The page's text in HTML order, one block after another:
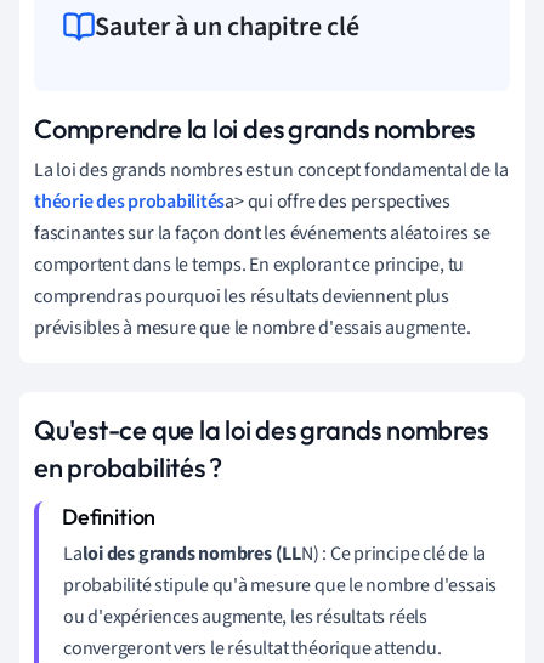
Sauter à un chapitre clé
Comprendre la loi des grands nombres
Laloidesgrandsnombresestunconceptfondamentaldela
théorie des probabilitésa>quioffredesperspectives
fascinantessurlafaçondontlesévénementsaléatoiresse
comportentdansletemps.Enexplorantceprincipe,tu
comprendraspourquoilesrésultatsdeviennentplus
prévisiblesà mesurequelenombred'essaisaugmente.
Qu'est-ce que la loi des grands nombres
en probabilités ?
Laloi des grands nombres (LLN) : Ce principe clé de la
probabilité stipule qu'à mesure que le nombre d'essais
ou d'expériences augmente, les résultats réels
convergeront vers le résultat théorique attendu.